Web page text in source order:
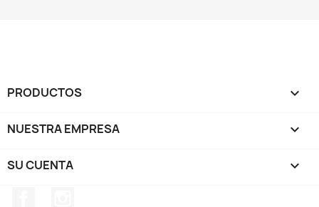
PRODUCTOS 
NUESTRA EMPRESA 
SU CUENTA 